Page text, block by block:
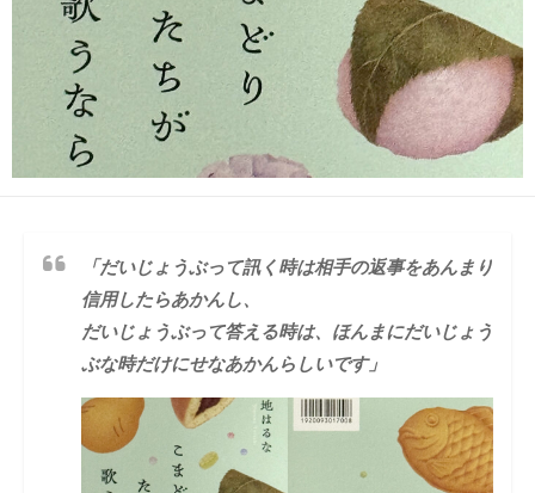
「だいじょうぶって訊く時は相手の返事をあんまり
信用したらあかんし、
だいじょうぶって答える時は、ほんまにだいじょう
ぶな時だけにせなあかんらしいです」